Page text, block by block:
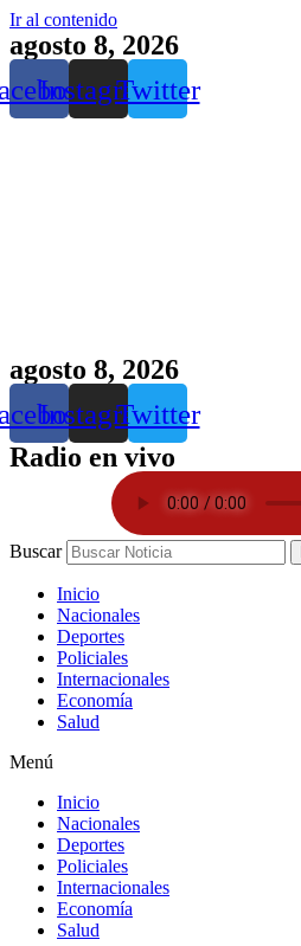
Ir al contenido
agosto 8, 2026
InstagramTwitter
agosto 8, 2026
InstagramTwitter
Radio en vivo
Buscar
Inicio
Nacionales
Deportes
Policiales
Internacionales
Economía
Salud
Menú
Inicio
Nacionales
Deportes
Policiales
Internacionales
Economía
Salud